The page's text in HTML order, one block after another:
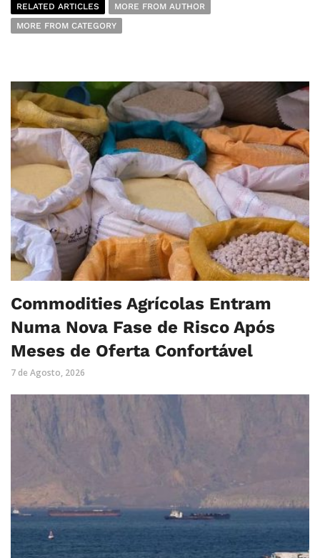
RELATED ARTICLES
MORE FROM AUTHOR
MORE FROM CATEGORY
Commodities Agrícolas Entram
Numa Nova Fase de Risco Após
Meses de Oferta Confortável
7 de Agosto, 2026